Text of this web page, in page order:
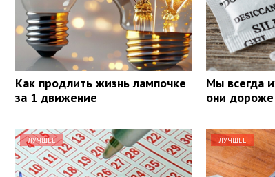
Как продлить жизнь лампочке
за 1 движение
Мы всегда
они дороже
ЛУЧШЕЕ ЛУЧШЕЕ